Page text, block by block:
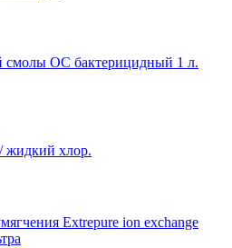
смолы ОС бактерицидный 1 л.
жидкий хлор.
Extrepure ion exchange